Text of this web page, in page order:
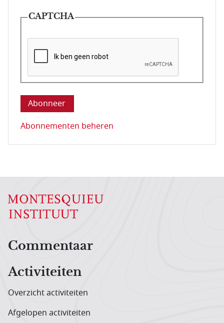
CAPTCHA
Deze vraag is om te controleren dat u een mens
Abonnementen beheren
Hoofdnavigatiemenu
Commentaar
Activiteiten
Overzicht activiteiten
Afgelopen activiteiten